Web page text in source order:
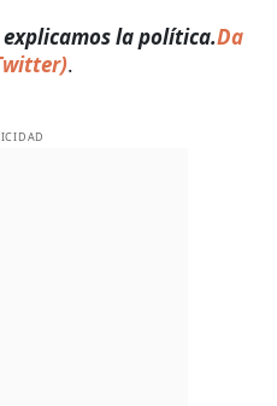
la política.Da
.